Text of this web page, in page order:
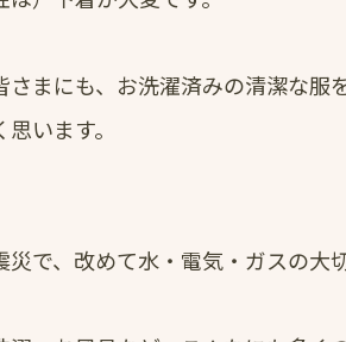
さまにも、お洗濯済みの清潔な服
います。
災で、改めて水・電気・ガスの大